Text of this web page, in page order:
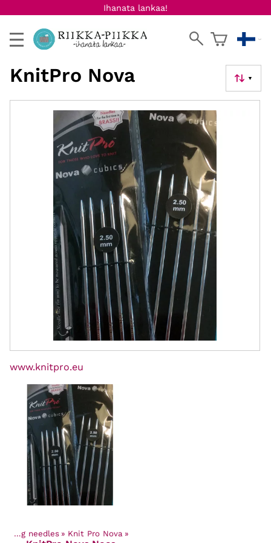
Ihanata lankaa!
▼
KnitPro Nova
www.knitpro.eu
Knitting needles ‪» Knit Pro Nova ‪»